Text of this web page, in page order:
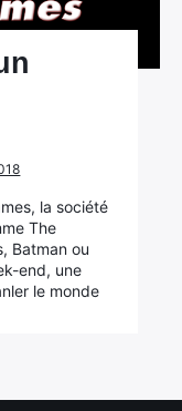
la société
The
Batman ou
end, une
le monde